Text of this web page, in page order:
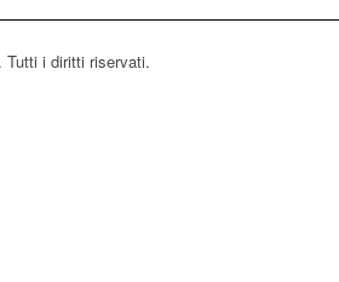
i diritti riservati.